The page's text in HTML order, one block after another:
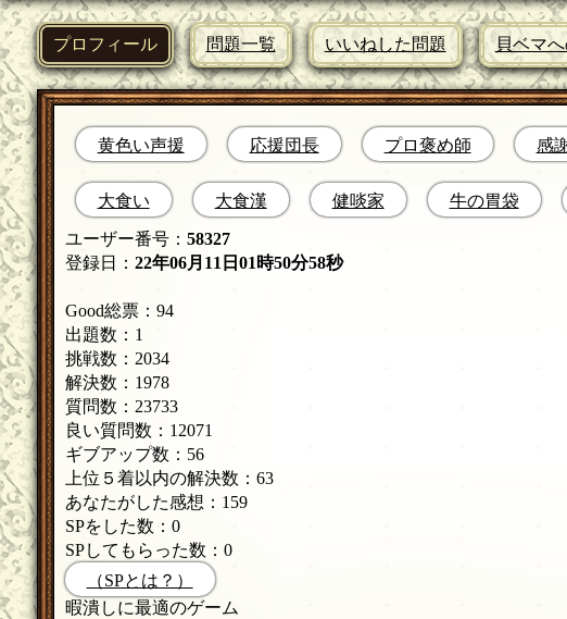
プロフィール 問題一覧 いいねした問題 貝ベマ
黄色い声援 応援団長 プロ褒め師 感
大食い 大食漢 健啖家 牛の胃袋
ユーザー番号： 58327
登録日： 22年06月11日01時50分58秒
Good総票：94
出題数：1
挑戦数：2034
解決数：1978
質問数：23733
良い質問数：12071
ギブアップ数：56
上位５着以内の解決数：63
あなたがした感想：159
SPをした数：0
SPしてもらった数：0
（SPとは？）
暇潰しに最適のゲーム